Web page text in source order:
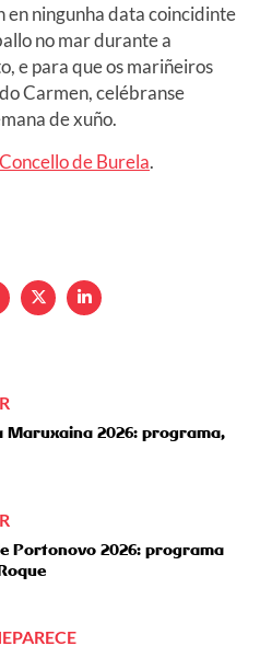
en ningunha data coincidinte
no mar durante a
e para que os mariñeiros
Carmen, celébranse
de xuño.
Concello de Burela.
Maruxaina 2026: programa,
Portonovo 2026: programa